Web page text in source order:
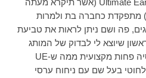
Ultimate (אשר תיקרא מעתה
) מתפקדת כחברה בת ולמרות
פה ושם ניתן לראות את טביעת
שיוצא לי לבדוק של המותג
פחות מקצועית ממה ש-UE
בעל שם עם ניחוח ערסי